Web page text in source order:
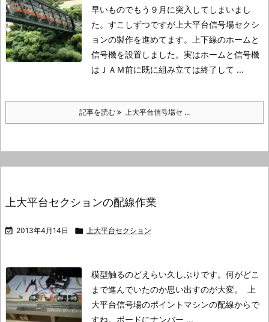
早いものでもう９月に突入してしまいまし
た。 すこしずつですが上大平台信号場セクシ
ョンの製作を進めてます。
上下線のホームと
信号機を設置しました。 実はホームと信号機
はＪＡＭ前に既に組み立ては終了して ...
記事を読む 上大平台信号場セ ...
上大平台セクションの配線作業
 2013年4月14日  上大平台セクション
模型触るのどえらい久しぶりです。 何がどこ
まで進んでいたのか思い出すのが大変。
上
大平台信号場のポイントマシンの配線からで
すね。 ボードにナンバー ...